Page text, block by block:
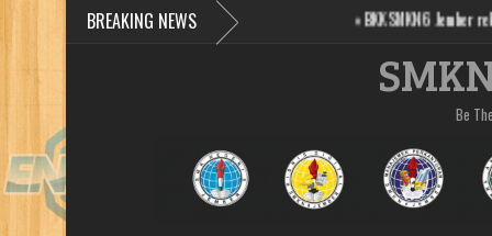
BREAKING NEWS BKK SMKN 6 Jember rekrutmen
Be